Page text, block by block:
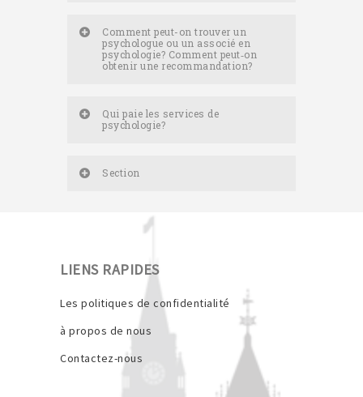
Comment peut-on trouver un
psychologue ou un associé en
psychologie? Comment peut‑on
obtenir une recommandation?
Qui paie les services de
psychologie?
Section
LIENS RAPIDES
Les politiques de confidentialité
à propos de nous
Contactez-nous